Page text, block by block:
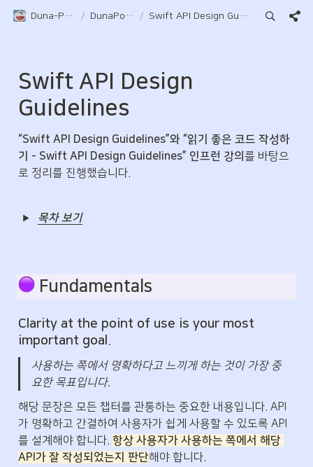
Duna-Pocket / DunaPocket / Swift API Design Guidelines
Swift API Design
Guidelines
“Swift API Design Guidelines”와 “읽기 좋은 코드 작성하
기 - Swift API Design Guidelines” 인프런 강의 를 바탕으
로 정리를 진행했습니다.
목차 보기
Fundamentals
Clarity at the point of use is your most
important goal.
사용하는 쪽에서 명확하다고 느끼게 하는 것이 가장 중
요한 목표입니다.
해당 문장은 모든 챕터를 관통하는 중요한 내용입니다. API
가 명확하고 간결하여 사용자가 쉽게 사용할 수 있도록 API
를 설계해야 합니다. 항상 사용자가 사용하는 쪽에서 해당
API가 잘 작성되었는지 판단해야 합니다.